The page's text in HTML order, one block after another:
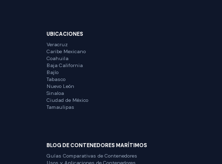
UBICACIONES
Veracruz
Caribe Mexicano
Coahuila
Baja California
Bajío
Tabasco
Nuevo León
Sinaloa
Ciudad de México
Tamaulipas
BLOG DE CONTENEDORES MARÍTIMOS
Guías Comparativas de Contenedores